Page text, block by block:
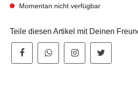
Momentan nicht verfügbar
Teile diesen Artikel mit Deinen